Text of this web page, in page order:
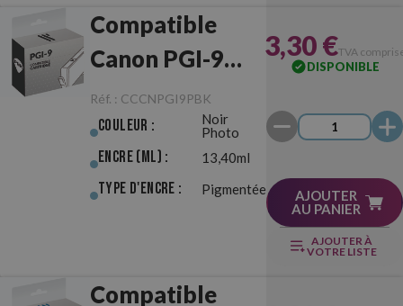
Compatible
Canon PGI-9
Noir Photo
Réf. : CCCNPGI9PBK
Couleur :
Noir
Photo
Encre (ml) : 13,40ml
Type d'Encre : Pigmentée
3,30 €TVA
DISPONIBLE
AJOUTER
AU PANIER
AJOUTER À
VOTRE LISTE
Compatible